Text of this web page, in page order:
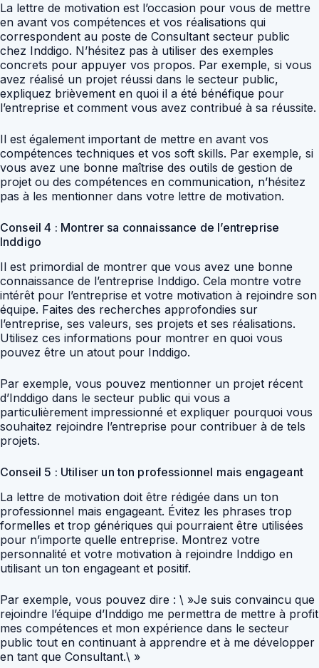
La lettre de motivation est l’occasion pour vous de mettre
en avant vos compétences et vos réalisations qui
correspondent au poste de Consultant secteur public
chez Inddigo. N’hésitez pas à utiliser des exemples
concrets pour appuyer vos propos. Par exemple, si vous
avez réalisé un projet réussi dans le secteur public,
expliquez brièvement en quoi il a été bénéfique pour
l’entreprise et comment vous avez contribué à sa réussite.
Il est également important de mettre en avant vos
compétences techniques et vos soft skills. Par exemple, si
vous avez une bonne maîtrise des outils de gestion de
projet ou des compétences en communication, n’hésitez
pas à les mentionner dans votre lettre de motivation.
Conseil 4 : Montrer sa connaissance de l’entreprise
Inddigo
Il est primordial de montrer que vous avez une bonne
connaissance de l’entreprise Inddigo. Cela montre votre
intérêt pour l’entreprise et votre motivation à rejoindre son
équipe. Faites des recherches approfondies sur
l’entreprise, ses valeurs, ses projets et ses réalisations.
Utilisez ces informations pour montrer en quoi vous
pouvez être un atout pour Inddigo.
Par exemple, vous pouvez mentionner un projet récent
d’Inddigo dans le secteur public qui vous a
particulièrement impressionné et expliquer pourquoi vous
souhaitez rejoindre l’entreprise pour contribuer à de tels
projets.
Conseil 5 : Utiliser un ton professionnel mais engageant
La lettre de motivation doit être rédigée dans un ton
professionnel mais engageant. Évitez les phrases trop
formelles et trop génériques qui pourraient être utilisées
pour n’importe quelle entreprise. Montrez votre
personnalité et votre motivation à rejoindre Inddigo en
utilisant un ton engageant et positif.
Par exemple, vous pouvez dire : \ »Je suis convaincu que
rejoindre l’équipe d’Inddigo me permettra de mettre à profit
mes compétences et mon expérience dans le secteur
public tout en continuant à apprendre et à me développer
en tant que Consultant.\ »